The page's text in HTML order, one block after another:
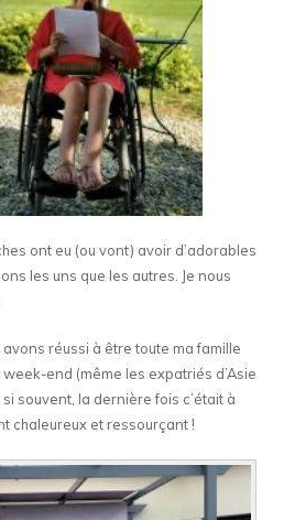
ont eu (ou vont) avoir d’adorables
les uns que les autres. Je nous
avons réussi à être toute ma famille
end (même les expatriés d’Asie
souvent, la dernière fois c’était à
chaleureux et ressourçant !